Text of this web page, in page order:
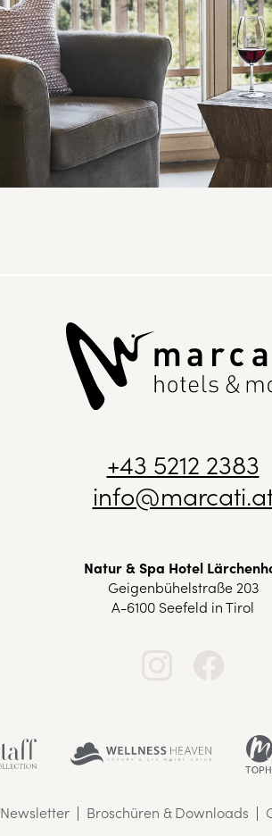
+43 5212 2383
Natur & Spa Hotel
Geigenbühelstraße 203
A-6100 Seefeld in Tirol
Newsletter Broschüren & Downloads